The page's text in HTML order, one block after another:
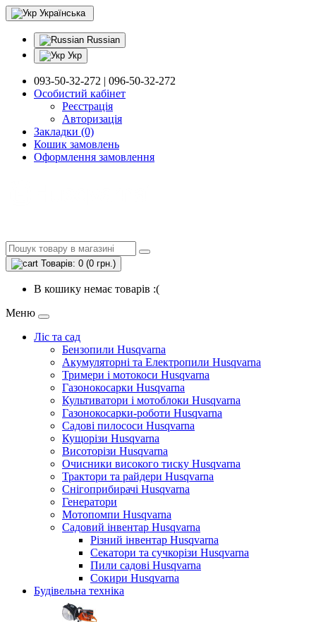
Українська
Russian
Укр
093-50-32-272 | 096-50-32-272
Особистий кабінет
Реєстрація
Авторизація
Закладки (0)
Кошик замовлень
Оформлення замовлення
Товарів: 0 (0 грн.)
В кошику немає товарів :(
Меню
Ліс та сад
Бензопили Husqvarna
Акумуляторні та Електропили Husqvarna
Тримери і мотокоси Husqvarna
Газонокосарки Husqvarna
Культиватори і мотоблоки Husqvarna
Газонокосарки-роботи Husqvarna
Садові пилососи Husqvarna
Кущорізи Husqvarna
Висоторізи Husqvarna
Очисники високого тиску Husqvarna
Трактори та райдери Husqvarna
Снігоприбирачі Husqvarna
Генератори
Мотопомпи Husqvarna
Садовий інвентар Husqvarna
Різний інвентар Husqvarna
Секатори та сучкорізи Husqvarna
Пили садові Husqvarna
Сокири Husqvarna
Будівельна техніка